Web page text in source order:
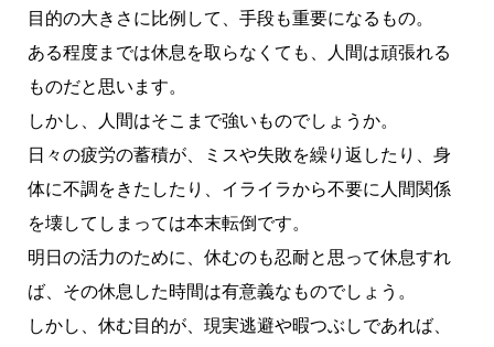
目的の大きさに比例して、手段も重要になるもの。
ある程度までは休息を取らなくても、人間は頑張れる
ものだと思います。
しかし、人間はそこまで強いものでしょうか。
日々の疲労の蓄積が、ミスや失敗を繰り返したり、身
体に不調をきたしたり、イライラから不要に人間関係
を壊してしまっては本末転倒です。
明日の活力のために、休むのも忍耐と思って休息すれ
ば、その休息した時間は有意義なものでしょう。
しかし、休む目的が、現実逃避や暇つぶしであれば、